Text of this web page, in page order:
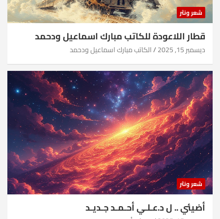
شعر ونثر
قطار اللاعودة للكاتب مبارك اسماعيل ودحمد
ديسمبر 15, 2025 الكاتب مبارك اسماعيل ودحمد
شعر ونثر
أضيئي .. ل د.عـلـي أحـمـد جـديـد